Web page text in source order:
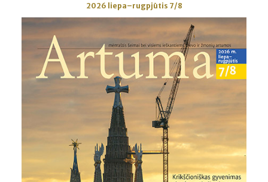
2026 liepa–rugpjūtis 7/8